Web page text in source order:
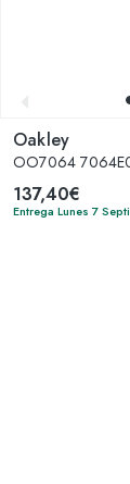
Oakley
OO7064
137,40€
Entrega Lunes 7